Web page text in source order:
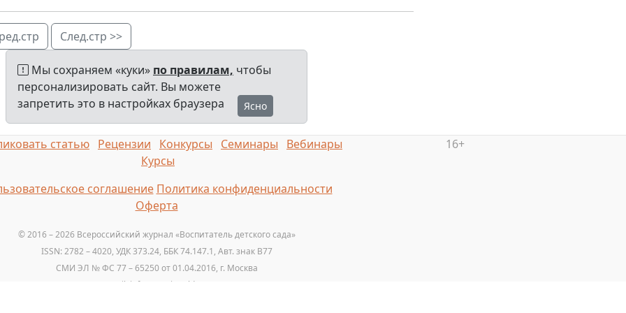
След.стр >>
Мы сохраняем «куки» по правилам, чтобы
персонализировать сайт. Вы можете
запретить это в настройках браузера
Ясно
статью Рецензии Конкурсы Семинары
Вебинары
Курсы
соглашение Политика конфиденциальности
Оферта
© 2016 – 2026 Всероссийский журнал «Воспитатель детского сада»
ISSN: 2782 – 4020, УДК 373.24, ББК 74.147.1, Авт. знак B77
СМИ ЭЛ № ФС 77 – 65250 от 01.04.2016, г. Москва
Email: info@vospitatelds.ru
16+